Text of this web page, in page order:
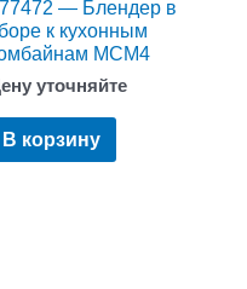
— Блендер в
к кухонным
MCM4
уточняйте
В корзину